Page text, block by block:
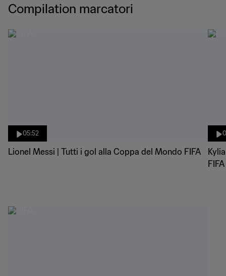
Compilation marcatori
05:52
Lionel Messi | Tutti i gol alla Coppa del Mondo FIFA
FIFA